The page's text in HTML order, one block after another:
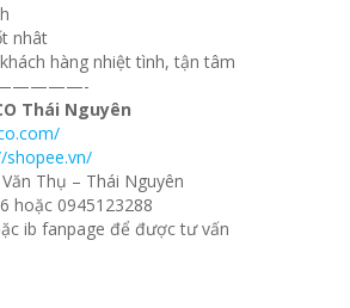
nhât
hàng nhiệt tình, tận tâm
Thái Nguyên
shopee.vn/
Thụ – Thái Nguyên
hoặc 0945123288
ib fanpage để được tư vấn